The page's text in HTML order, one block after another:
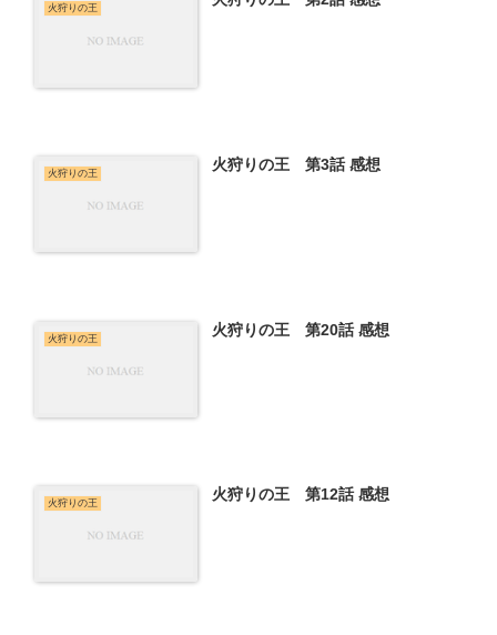
火狩りの王
火狩りの王 火狩りの王 第3話 感想
火狩りの王 火狩りの王 第20話 感想
火狩りの王 火狩りの王 第12話 感想